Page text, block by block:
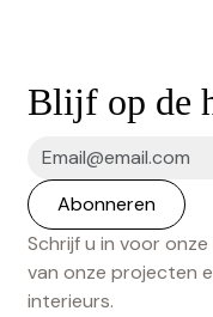
Blijf op de
Schrijf u in voor
van onze projecten
interieurs.